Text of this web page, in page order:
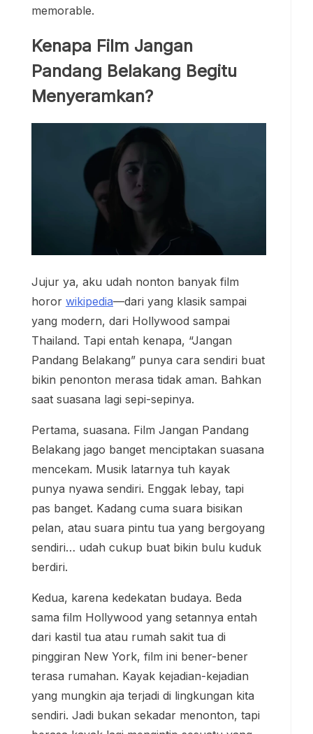
memorable.
Kenapa Film Jangan
Pandang Belakang Begitu
Menyeramkan?
Jujur ya, aku udah nonton banyak film
horor wikipedia—dari yang klasik sampai
yang modern, dari Hollywood sampai
Thailand. Tapi entah kenapa, “Jangan
Pandang Belakang” punya cara sendiri buat
bikin penonton merasa tidak aman. Bahkan
saat suasana lagi sepi-sepinya.
Pertama, suasana. Film Jangan Pandang
Belakang jago banget menciptakan suasana
mencekam. Musik latarnya tuh kayak
punya nyawa sendiri. Enggak lebay, tapi
pas banget. Kadang cuma suara bisikan
pelan, atau suara pintu tua yang bergoyang
sendiri… udah cukup buat bikin bulu kuduk
berdiri.
Kedua, karena kedekatan budaya. Beda
sama film Hollywood yang setannya entah
dari kastil tua atau rumah sakit tua di
pinggiran New York, film ini bener-bener
terasa rumahan. Kayak kejadian-kejadian
yang mungkin aja terjadi di lingkungan kita
sendiri. Jadi bukan sekadar menonton, tapi